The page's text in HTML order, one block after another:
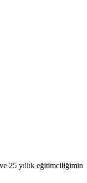
25 yıllık eğitimciliğimin